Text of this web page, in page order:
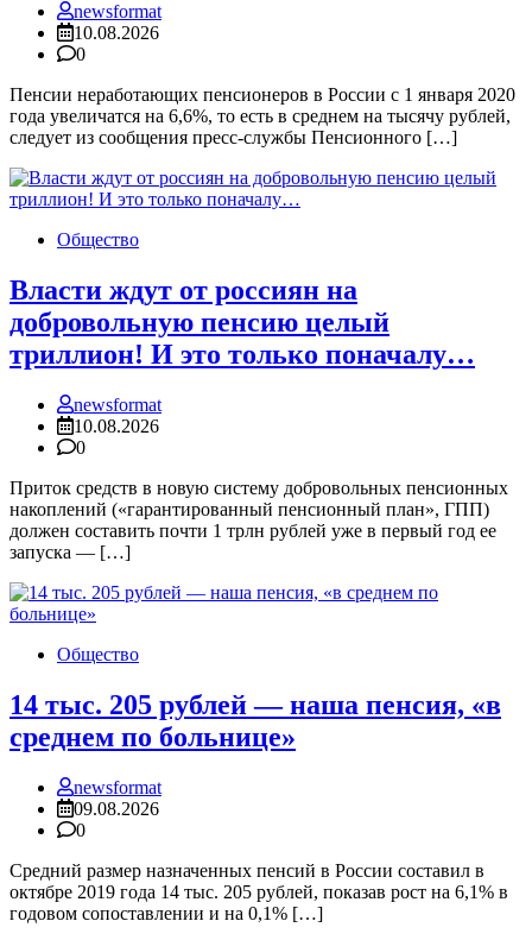
newsformat
10.08.2026
0
Пенсии неработающих пенсионеров в России с 1 января 2020
года увеличатся на 6,6%, то есть в среднем на тысячу рублей,
следует из сообщения пресс-службы Пенсионного […]
Общество
Власти ждут от россиян на
добровольную пенсию целый
триллион! И это только поначалу…
newsformat
10.08.2026
0
Приток средств в новую систему добровольных пенсионных
накоплений («гарантированный пенсионный план», ГПП)
должен составить почти 1 трлн рублей уже в первый год ее
запуска — […]
Общество
14 тыс. 205 рублей — наша пенсия, «в
среднем по больнице»
newsformat
09.08.2026
0
Средний размер назначенных пенсий в России составил в
октябре 2019 года 14 тыс. 205 рублей, показав рост на 6,1% в
годовом сопоставлении и на 0,1% […]